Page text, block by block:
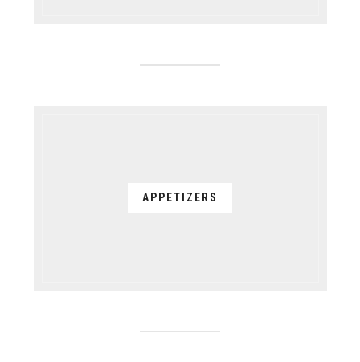
APPETIZERS